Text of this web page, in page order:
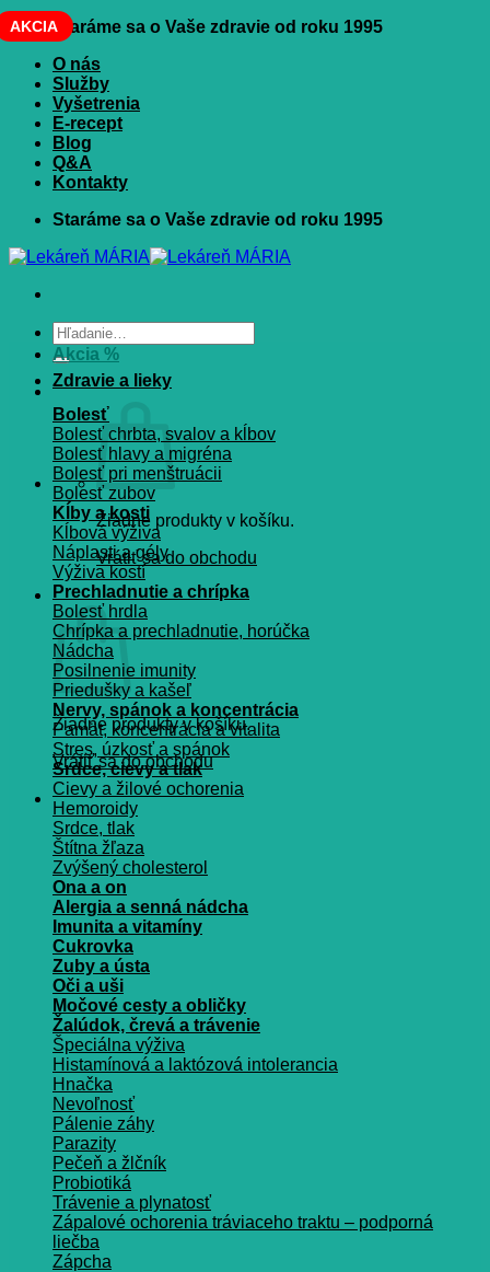
Skip
to
content
Staráme sa o Vaše zdravie od roku 1995
O nás
Služby
Vyšetrenia
E-recept
Blog
Q&A
Kontakty
Staráme sa o Vaše zdravie od roku 1995
Hľadať:
Žiadne produkty v košíku.
Vrátiť sa do obchodu
Košík
Žiadne produkty v košíku.
Vrátiť sa do obchodu
Akcia %
Zdravie a lieky
Bolesť
Bolesť chrbta, svalov a kĺbov
Bolesť hlavy a migréna
Bolesť pri menštruácii
Bolesť zubov
Kĺby a kosti
Kĺbová výživa
Náplasti a gély
Výživa kostí
Prechladnutie a chrípka
Bolesť hrdla
Chrípka a prechladnutie, horúčka
Nádcha
Posilnenie imunity
Priedušky a kašeľ
Nervy, spánok a koncentrácia
Pamät, koncentrácia a vitalita
Stres, úzkosť a spánok
Srdce, cievy a tlak
Cievy a žilové ochorenia
Hemoroidy
Srdce, tlak
Štítna žľaza
Zvýšený cholesterol
Ona a on
Alergia a senná nádcha
Imunita a vitamíny
Cukrovka
Zuby a ústa
Oči a uši
Močové cesty a obličky
Žalúdok, črevá a trávenie
Špeciálna výživa
Histamínová a laktózová intolerancia
Hnačka
Nevoľnosť
Pálenie záhy
Parazity
Pečeň a žlčník
Probiotiká
Trávenie a plynatosť
Zápalové ochorenia tráviaceho traktu – podporná
liečba
Zápcha
AKCIA